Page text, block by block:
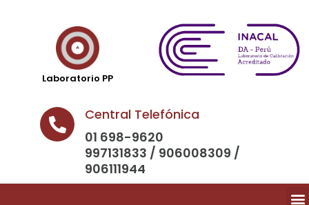
Laboratorio PP
Central Telefónica
01 698-9620
997131833 / 906008309 /
906111944